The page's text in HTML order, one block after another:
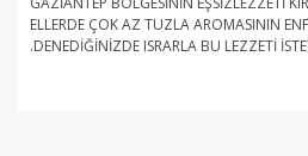
ELLERDE ÇOK AZ TUZLA AROMASININ
.DENEDİĞİNİZDE ISRARLA BU LEZZETİ